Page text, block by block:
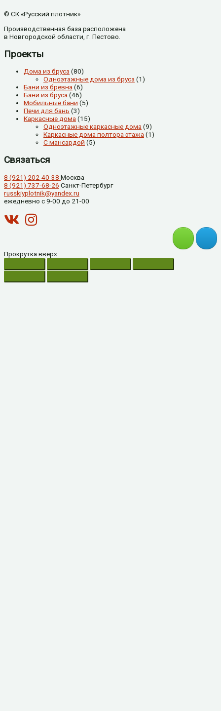
© СК «Русский плотник»
Производственная база расположена
в Новгородской области, г. Пестово.
Проекты
Дома из бруса(80)
Одноэтажные дома из бруса(1)
Бани из бревна(6)
Бани из бруса(46)
Мобильные бани (5)
Печи для бань (3)
Каркасные дома(15)
Одноэтажные каркасные дома(9)
Каркасные дома полтора этажа(1)
С мансардой (5)
Связаться
8 (921) 202-40-38 Москва
8 (921) 737-68-26 Санкт-Петербург
russkiyplotnik@yandex.ru
ежедневно с 9-00 до 21-00
Прокрутка вверх